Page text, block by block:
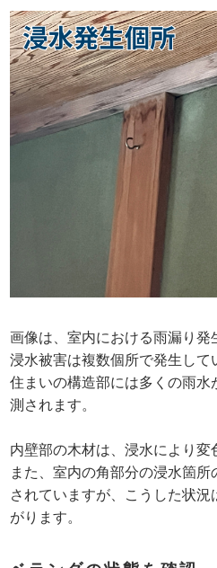
画像は、室内における雨漏り発
浸水被害は複数個所で発生して
住まいの構造部には多くの雨水
測されます。
内壁部の木材は、浸水により変
また、室内の角部分の浸水箇
されていますが、こうした状
がります。